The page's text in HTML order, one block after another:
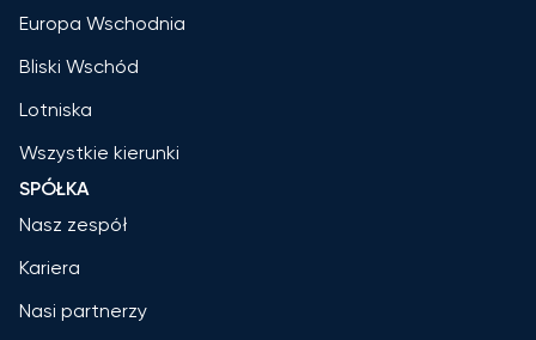
Europa Wschodnia
Bliski Wschód
Lotniska
Wszystkie kierunki
SPÓŁKA
Nasz zespół
Kariera
Nasi partnerzy